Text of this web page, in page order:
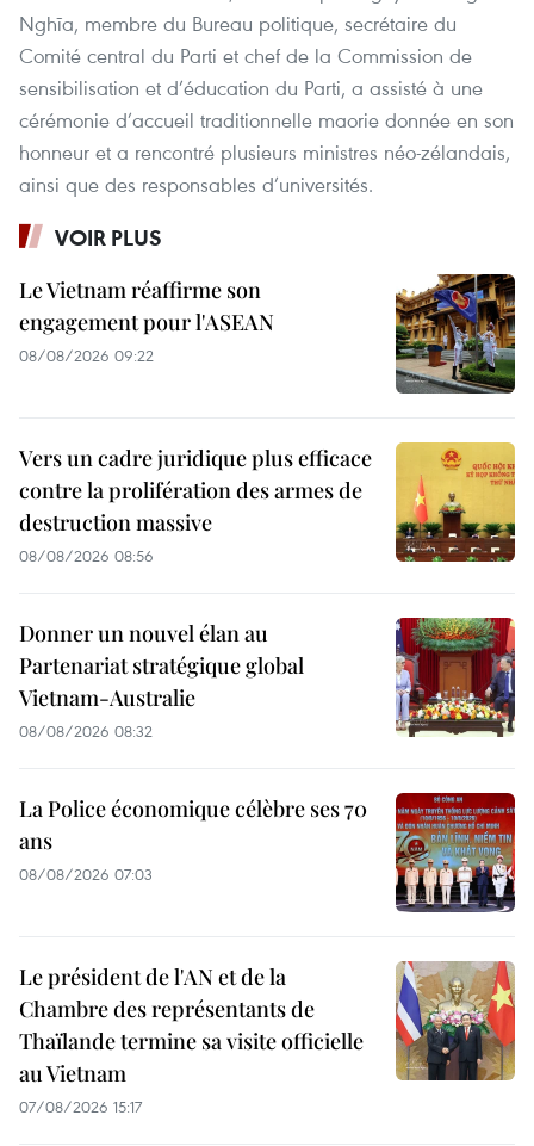
Nghĩa, membre du Bureau politique, secrétaire du
Comité central du Parti et chef de la Commission de
sensibilisation et d’éducation du Parti, a assisté à une
cérémonie d’accueil traditionnelle maorie donnée en son
honneur et a rencontré plusieurs ministres néo-zélandais,
ainsi que des responsables d’universités.
VOIR PLUS
Le Vietnam réaffirme son
engagement pour l'ASEAN
08/08/2026 09:22
Vers un cadre juridique plus efficace
contre la prolifération des armes de
destruction massive
08/08/2026 08:56
Donner un nouvel élan au
Partenariat stratégique global
Vietnam-Australie
08/08/2026 08:32
La Police économique célèbre ses 70
ans
08/08/2026 07:03
Le président de l'AN et de la
Chambre des représentants de
Thaïlande termine sa visite officielle
au Vietnam
07/08/2026 15:17